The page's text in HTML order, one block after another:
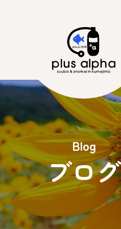
Blog
ブログ